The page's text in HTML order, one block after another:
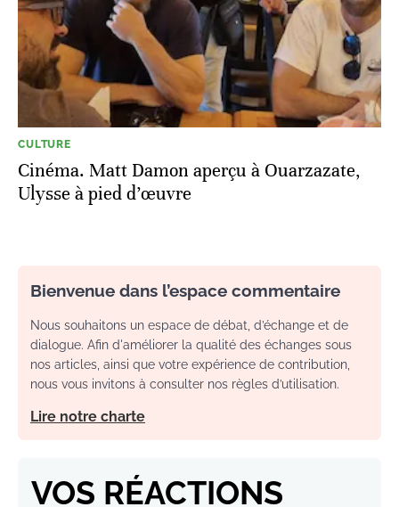
CULTURE
Cinéma. Matt Damon aperçu à Ouarzazate,
Ulysse à pied d’œuvre
Bienvenue dans l’espace commentaire
Nous souhaitons un espace de débat, d’échange et de
dialogue. Afin d'améliorer la qualité des échanges sous
nos articles, ainsi que votre expérience de contribution,
nous vous invitons à consulter nos règles d’utilisation.
Lire notre charte
VOS RÉACTIONS